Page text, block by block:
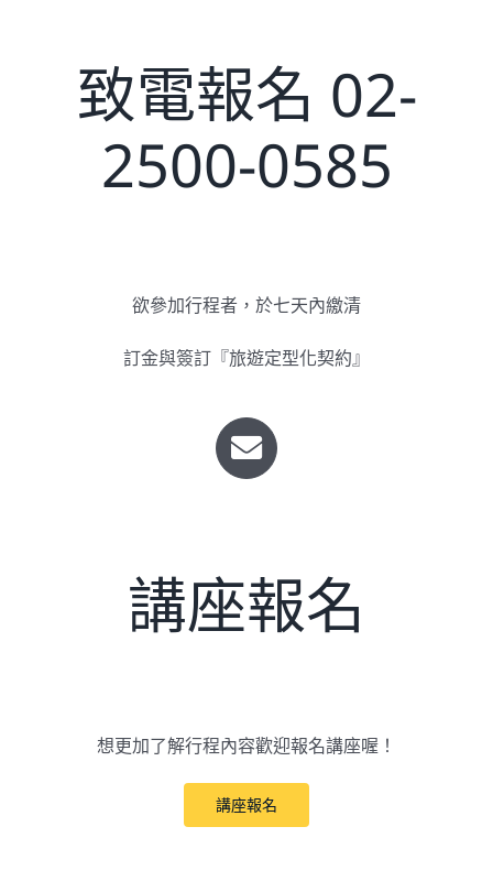
致電報名 02-
2500-0585
欲參加行程者，於七天內繳清
訂金與簽訂『旅遊定型化契約』
講座報名
想更加了解行程內容歡迎報名講座喔！
講座報名